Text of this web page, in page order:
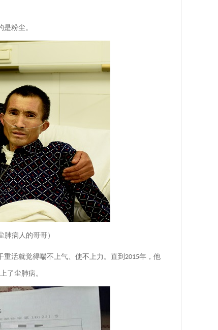
粉尘。
肺病人的哥哥）
重活就觉得喘不上气、使不上力。直到 2015年，他
了尘肺病。